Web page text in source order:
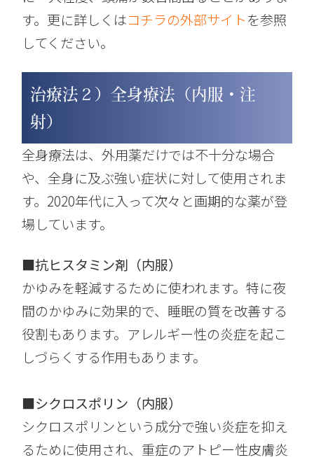
す。更に詳しくはコチラの外部サイトを参照
してください。
治療法２）全身療法（内服・注
射）
全身療法は、外用薬だけでは不十分な場合
や、全身に及ぶ強い症状に対して使用されま
す。2020年代に入って次々と画期的な薬が登
場しています。
■抗ヒスタミン剤（内服）
かゆみを軽減するために使われます。特に夜
間のかゆみに効果的で、睡眠の質を改善する
役割もあります。アレルギー性の炎症を起こ
しづらくする作用もあります。
■シクロスポリン（内服）
シクロスポリンという成分で強い炎症を抑え
るために使用され、重症のアトピー性皮膚炎